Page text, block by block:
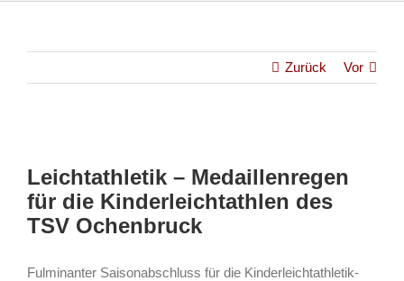
Zurück Vor
grösseres
Bild
Leichtathletik – Medaillenregen
für die Kinderleichtathlen des
TSV Ochenbruck
Fulminanter Saisonabschluss für die Kinderleichtathletik-